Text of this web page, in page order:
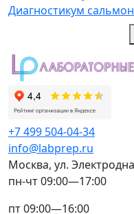
Диагностикум
+7 499 504-04-34
info@labprep.ru
Москва, ул.
пн-чт 09:00—17:00
пт 09:00—16:00